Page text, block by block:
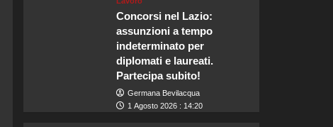
Concorsi nel Lazio:
assunzioni a tempo
indeterminato per
diplomati e laureati.
Partecipa subito!
Germana Bevilacqua
1 Agosto 2026 : 14:20